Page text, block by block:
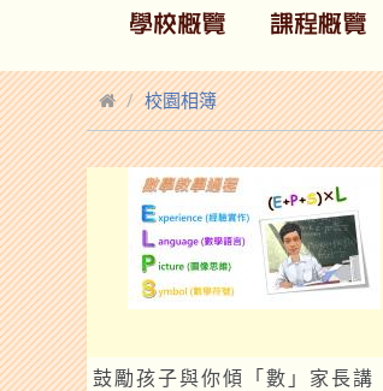
校園相簿
鼓勵孩子與你傾「數」家長講